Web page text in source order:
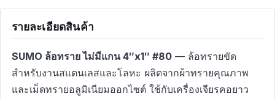
รายละเอียดสินค้า
SUMO ล้อทราย ไม่มีแกน 4″x1″ #80— ล้อทรายขัด
สำหรับงานสแตนเลสและโลหะ ผลิตจากผ้าทรายคุณภาพ
และเม็ดทรายอลูมิเนียมออกไซต์ ใช้กับเครื่องเจียรคอยาว